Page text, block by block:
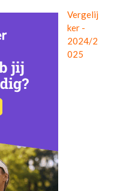
Vergelij
ker -
2024/2
025